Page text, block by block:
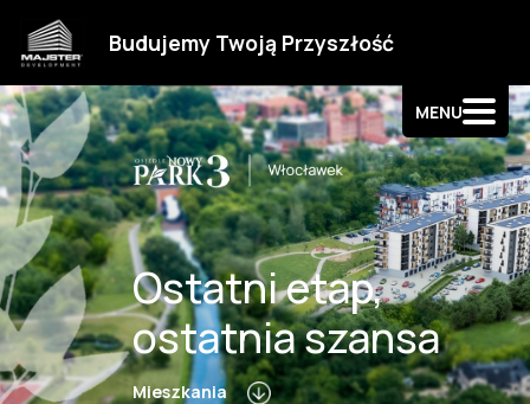
Budujemy Twoją Przyszłość
MENU
Kontakt
Ostatni etap,
ostatnia szansa
Mieszkania